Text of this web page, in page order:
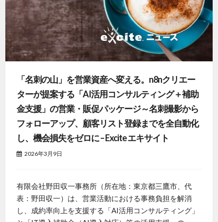
「名刺の山」を営業資産へ変える。n8nクリエー
ターが提案する「AI活用コンサルティング＋補助
金支援」の営業・販促パッケージ～名刺撮影から
フォローアップ、顧客リスト登録までを全自動化
し、機会損失をゼロに – Excite エキサイト
2026年3月9日
有限会社野田収一事務所（所在地：東京都三鷹市、代
表：野田収一）は、営業活動における事務負担を解消
し、成約率向上を支援する「AI活用コンサルティング」